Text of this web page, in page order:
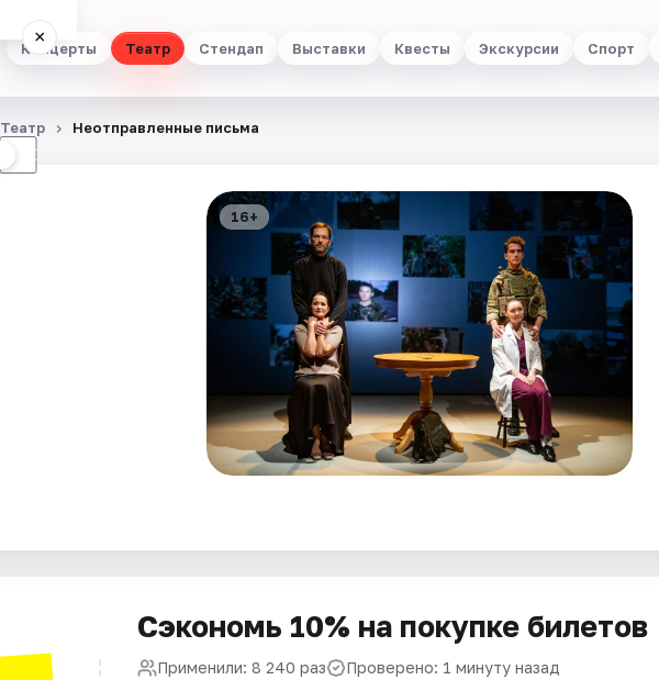
Концерты Театр Стендап Выставки Квесты Экскурсии Спорт
×
☾
Театр Неотправленные письма
16+
Сэкономь 10% на покупке билетов
Применили: 8 240 раз Проверено: 1 минуту назад